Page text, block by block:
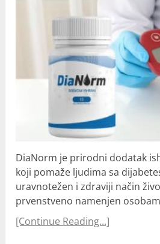
DiaNorm je prirodni dodatak
koji pomaže ljudima sa
uravnotežen i zdraviji način
prvenstveno namenjen
[Continue Reading...]